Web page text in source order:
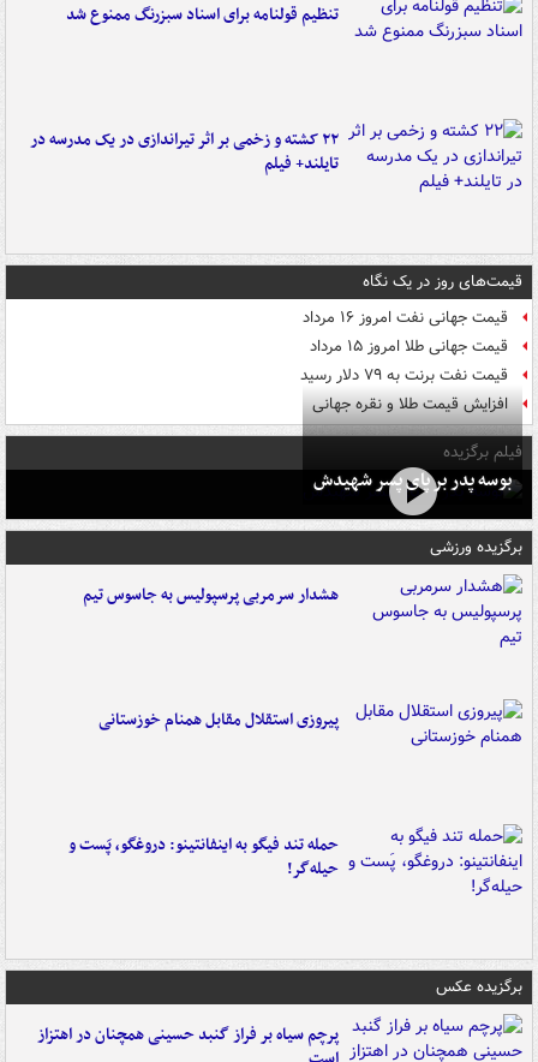
تنظیم قولنامه برای اسناد سبزرنگ ممنوع شد
۲۲ کشته و زخمی بر اثر تیراندازی در یک مدرسه در
تایلند+ فیلم
قیمت‌های روز در یک نگاه
قیمت جهانی نفت امروز ۱۶ مرداد
قیمت جهانی طلا امروز ۱۵ مرداد
قیمت نفت برنت به ۷۹ دلار رسید
افزایش قیمت طلا و نقره جهانی
فیلم برگزیده
بوسه‌ پدر بر پای پسر شهیدش
برگزیده ورزشی
هشدار سرمربی پرسپولیس به جاسوس تیم
پیروزی استقلال مقابل همنام خوزستانی
حمله تند فیگو به اینفانتینو: دروغگو، پَست‌ و
حیله‌گر!
برگزیده عکس
پرچم سیاه بر فراز گنبد حسینی همچنان در اهتزاز